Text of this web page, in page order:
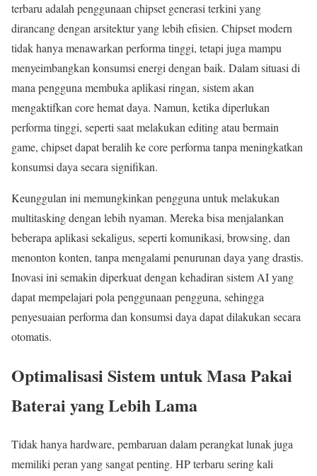
terbaru adalah penggunaan chipset generasi terkini yang
dirancang dengan arsitektur yang lebih efisien. Chipset modern
tidak hanya menawarkan performa tinggi, tetapi juga mampu
menyeimbangkan konsumsi energi dengan baik. Dalam situasi di
mana pengguna membuka aplikasi ringan, sistem akan
mengaktifkan core hemat daya. Namun, ketika diperlukan
performa tinggi, seperti saat melakukan editing atau bermain
game, chipset dapat beralih ke core performa tanpa meningkatkan
konsumsi daya secara signifikan.
Keunggulan ini memungkinkan pengguna untuk melakukan
multitasking dengan lebih nyaman. Mereka bisa menjalankan
beberapa aplikasi sekaligus, seperti komunikasi, browsing, dan
menonton konten, tanpa mengalami penurunan daya yang drastis.
Inovasi ini semakin diperkuat dengan kehadiran sistem AI yang
dapat mempelajari pola penggunaan pengguna, sehingga
penyesuaian performa dan konsumsi daya dapat dilakukan secara
otomatis.
Optimalisasi Sistem untuk Masa Pakai
Baterai yang Lebih Lama
Tidak hanya hardware, pembaruan dalam perangkat lunak juga
memiliki peran yang sangat penting. HP terbaru sering kali